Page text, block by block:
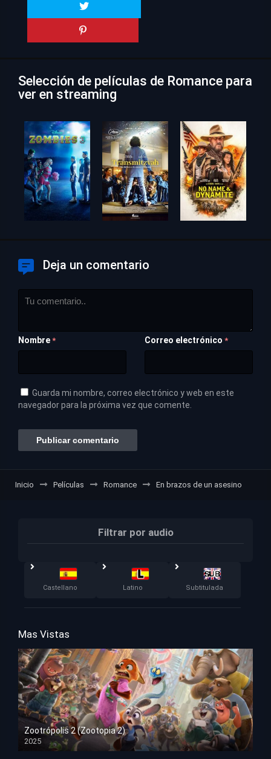
Selección de películas de Romance para
ver en streaming
Deja un comentario
Nombre * Correo electrónico *
Guarda mi nombre, correo electrónico y web en este
navegador para la próxima vez que comente.
Inicio Películas Romance En brazos de un asesino
Filtrar por audio
Castellano Latino Subtitulada
Mas Vistas
Zootrópolis 2 (Zootopia 2)
2025
HD 1080p